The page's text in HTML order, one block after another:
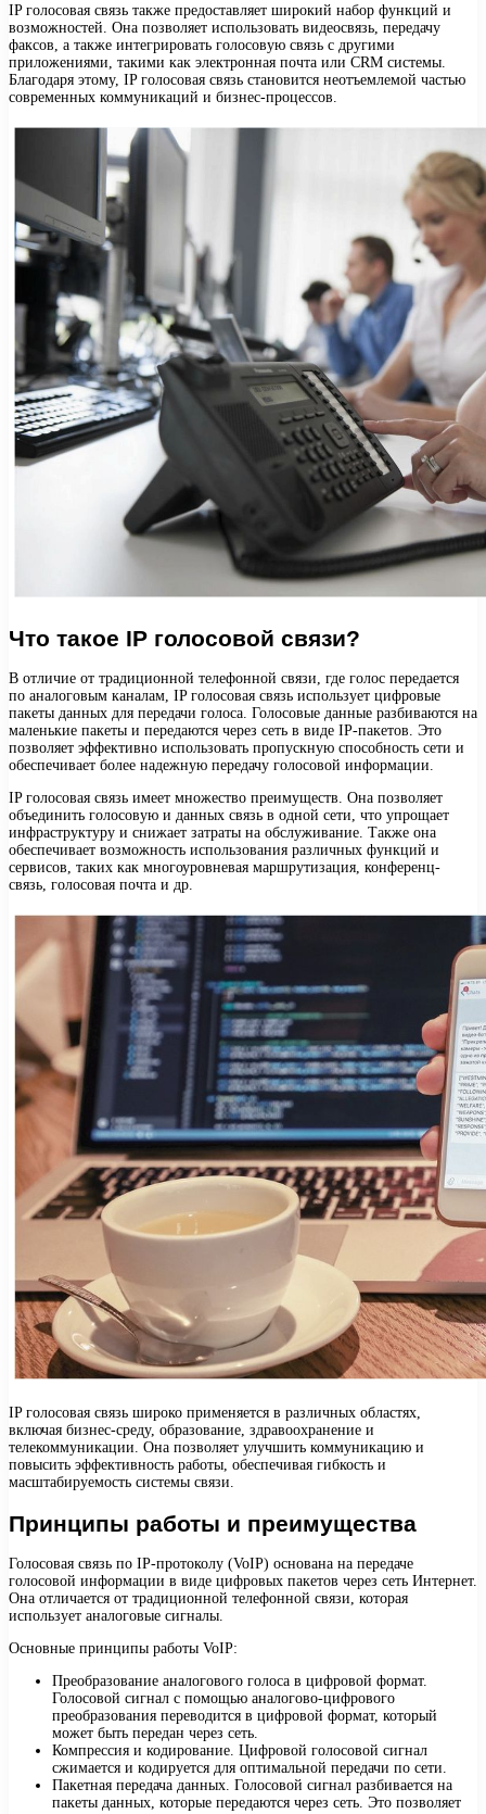
IP голосовая связь также предоставляет широкий набор функций и
возможностей. Она позволяет использовать видеосвязь, передачу
факсов, а также интегрировать голосовую связь с другими
приложениями, такими как электронная почта или CRM системы.
Благодаря этому, IP голосовая связь становится неотъемлемой частью
современных коммуникаций и бизнес-процессов.
Что такое IP голосовой связи?
В отличие от традиционной телефонной связи, где голос передается
по аналоговым каналам, IP голосовая связь использует цифровые
пакеты данных для передачи голоса. Голосовые данные разбиваются на
маленькие пакеты и передаются через сеть в виде IP-пакетов. Это
позволяет эффективно использовать пропускную способность сети и
обеспечивает более надежную передачу голосовой информации.
IP голосовая связь имеет множество преимуществ. Она позволяет
объединить голосовую и данных связь в одной сети, что упрощает
инфраструктуру и снижает затраты на обслуживание. Также она
обеспечивает возможность использования различных функций и
сервисов, таких как многоуровневая маршрутизация, конференц-
связь, голосовая почта и др.
IP голосовая связь широко применяется в различных областях,
включая бизнес-среду, образование, здравоохранение и
телекоммуникации. Она позволяет улучшить коммуникацию и
повысить эффективность работы, обеспечивая гибкость и
масштабируемость системы связи.
Принципы работы и преимущества
Голосовая связь по IP-протоколу (VoIP) основана на передаче
голосовой информации в виде цифровых пакетов через сеть Интернет.
Она отличается от традиционной телефонной связи, которая
использует аналоговые сигналы.
Основные принципы работы VoIP:
Преобразование аналогового голоса в цифровой формат.
Голосовой сигнал с помощью аналогово-цифрового
преобразования переводится в цифровой формат, который
может быть передан через сеть.
Компрессия и кодирование. Цифровой голосовой сигнал
сжимается и кодируется для оптимальной передачи по сети.
Пакетная передача данных. Голосовой сигнал разбивается на
пакеты данных, которые передаются через сеть. Это позволяет